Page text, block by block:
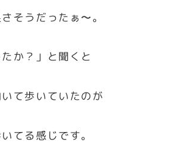
そうだったぁ〜。
たか？」と聞くと
て歩いていたのが
てる感じです。